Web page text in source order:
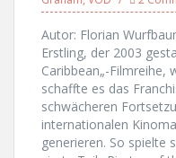
Autor: Florian
Erstling, der 2003
Caribbean„-Filmreihe,
schaffte es das
schwächeren
internationalen
generieren. So spielte